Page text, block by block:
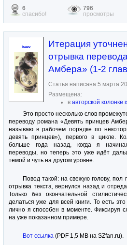
6
спасибо!
796
просмотры
isaev
Итерация
отрывка
Амбера» (1-2
Статья написана 5 марта
Размещена:
в авторской колонке
Это просто несколько слов
переводу романа «Девять принцев
называю в рабочем порядке по
девять принцев»), первого в цикле.
больше года назад, когда я
переводы, но теперь это уже идёт
темой и чуть на другом уровне.
Повод такой: на свежую голову, пол
отрывка текста, вернулся назад и
Только без окончательной
делаться уже для всей книги. То есть
лично я способен в моменте. Фиксируя
на уже показанном примере.
Вот ссылка(PDF 1,5 MB на SZfan.ru).